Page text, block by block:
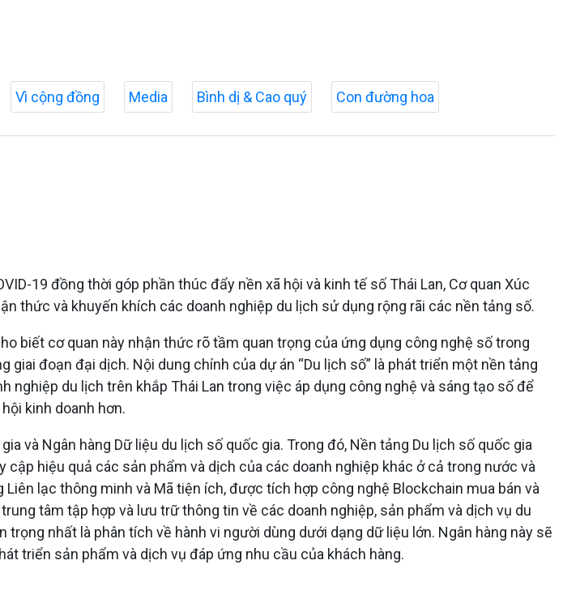
Vì cộng đồng Media Bình dị & Cao quý Con đường hoa
19 đồng thời góp phần thúc đẩy nền xã hội và kinh tế số Thái Lan, Cơ quan Xúc
thức và khuyến khích các doanh nghiệp du lịch sử dụng rộng rãi các nền tảng số.
biết cơ quan này nhận thức rõ tầm quan trọng của ứng dụng công nghệ số trong
đoạn đại dịch. Nội dung chính của dự án “Du lịch số” là phát triển một nền tảng
nghiệp du lịch trên khắp Thái Lan trong việc áp dụng công nghệ và sáng tạo số để
kinh doanh hơn.
và Ngân hàng Dữ liệu du lịch số quốc gia. Trong đó, Nền tảng Du lịch số quốc gia
hiệu quả các sản phẩm và dịch của các doanh nghiệp khác ở cả trong nước và
lạc thông minh và Mã tiện ích, được tích hợp công nghệ Blockchain mua bán và
tâm tập hợp và lưu trữ thông tin về các doanh nghiệp, sản phẩm và dịch vụ du
nhất là phân tích về hành vi người dùng dưới dạng dữ liệu lớn. Ngân hàng này sẽ
triển sản phẩm và dịch vụ đáp ứng nhu cầu của khách hàng.